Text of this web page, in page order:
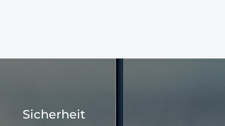
Sicherheit